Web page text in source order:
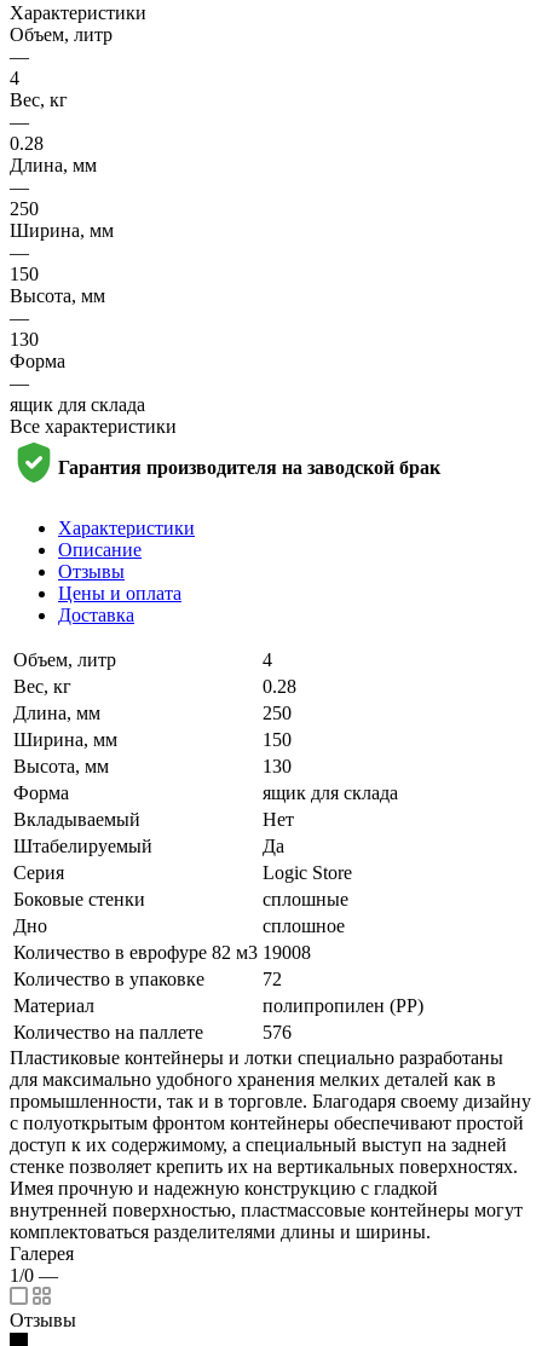
Характеристики
Объем, литр
—
4
Вес, кг
—
0.28
Длина, мм
—
250
Ширина, мм
—
150
Высота, мм
—
130
Форма
—
ящик для склада
Все характеристики
Гарантия производителя на заводской брак
Характеристики
Описание
Отзывы
Цены и оплата
Доставка
Объем, литр
4
Вес, кг
0.28
Длина, мм
250
Ширина, мм
150
Высота, мм
130
Форма
ящик для склада
Вкладываемый
Нет
Штабелируемый
Да
Серия
Logic Store
Боковые стенки
сплошные
Дно
сплошное
Количество в еврофуре 82 м3 19008
Количество в упаковке
72
Материал
полипропилен (PP)
Количество на паллете
576
Пластиковые контейнеры и лотки специально разработаны
для максимально удобного хранения мелких деталей как в
промышленности, так и в торговле. Благодаря своему дизайну
с полуоткрытым фронтом контейнеры обеспечивают простой
доступ к их содержимому, а специальный выступ на задней
стенке позволяет крепить их на вертикальных поверхностях.
Имея прочную и надежную конструкцию с гладкой
внутренней поверхностью, пластмассовые контейнеры могут
комплектоваться разделителями длины и ширины.
Галерея
1/0 —
Отзывы